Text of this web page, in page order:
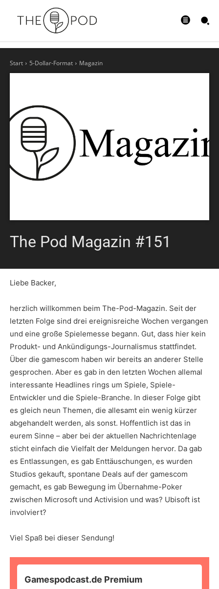
Start 5-Dollar-Format Magazin
The Pod Magazin #151
Liebe Backer,
herzlich willkommen beim The-Pod-Magazin. Seit der
letzten Folge sind drei ereignisreiche Wochen vergangen
und eine große Spielemesse begann. Gut, dass hier kein
Produkt- und Ankündigungs-Journalismus stattfindet.
Über die gamescom haben wir bereits an anderer Stelle
gesprochen. Aber es gab in den letzten Wochen allemal
interessante Headlines rings um Spiele, Spiele-
Entwickler und die Spiele-Branche. In dieser Folge gibt
es gleich neun Themen, die allesamt ein wenig kürzer
abgehandelt werden, als sonst. Hoffentlich ist das in
eurem Sinne – aber bei der aktuellen Nachrichtenlage
sticht einfach die Vielfalt der Meldungen hervor. Da gab
es Entlassungen, es gab Enttäuschungen, es wurden
Studios gekauft, spontane Deals auf der gamescom
gemacht, es gab Bewegung im Übernahme-Poker
zwischen Microsoft und Activision und was? Ubisoft ist
involviert?
Viel Spaß bei dieser Sendung!
Gamespodcast.de Premium